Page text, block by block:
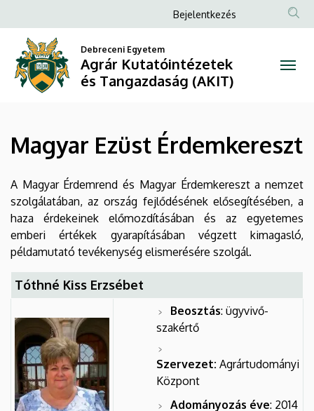
Ezüst
Érdemkereszt
Kutatóintézetek
és
Tangazdaság
(AKIT)
a
tartalomra
Anonim
fiók
menüje
Bejelentkezés
Debreceni Egyetem
Agrár Kutatóintézetek
és Tangazdaság (AKIT)
Magyar Ezüst Érdemkereszt
A Magyar Érdemrend és Magyar Érdemkereszt a nemzet
szolgálatában, az ország fejlődésének elősegítésében, a
haza érdekeinek előmozdításában és az egyetemes
emberi értékek gyarapításában végzett kimagasló,
példamutató tevékenység elismerésére szolgál.
Tóthné Kiss Erzsébet
Beosztás: ügyvivő-
szakértő
Szervezet: Agrártudományi
Központ
Adományozás éve: 2014